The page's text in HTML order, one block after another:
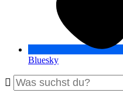
Bluesky